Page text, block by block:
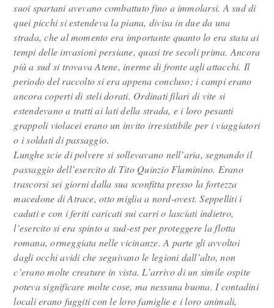
suoi spartani avevano combattuto fino a immolarsi. A sud di
quei picchi si estendeva la piana, divisa in due da una
strada, che al momento era importante quanto lo era stata ai
tempi delle invasioni persiane, quasi tre secoli prima. Ancora
più a sud si trovava Atene, inerme di fronte agli attacchi. Il
periodo del raccolto si era appena concluso; i campi erano
ancora coperti di steli dorati. Ordinati filari di vite si
estendevano a tratti ai lati della strada, e i loro pesanti
grappoli violacei erano un invito irresistibile per i viaggiatori
o i soldati di passaggio.
Lunghe scie di polvere si sollevavano nell’aria, segnando il
passaggio dell’esercito di Tito Quinzio Flaminino. Erano
trascorsi sei giorni dalla sua sconfitta presso la fortezza
macedone di Atrace, otto miglia a nord-ovest. Seppelliti i
caduti e con i feriti caricati sui carri o lasciati indietro,
l’esercito si era spinto a sud-est per proteggere la flotta
romana, ormeggiata nelle vicinanze. A parte gli avvoltoi
dagli occhi avidi che seguivano le legioni dall’alto, non
c’erano molte creature in vista. L’arrivo di un simile ospite
poteva significare molte cose, ma nessuna buona. I contadini
locali erano fuggiti con le loro famiglie e i loro animali,